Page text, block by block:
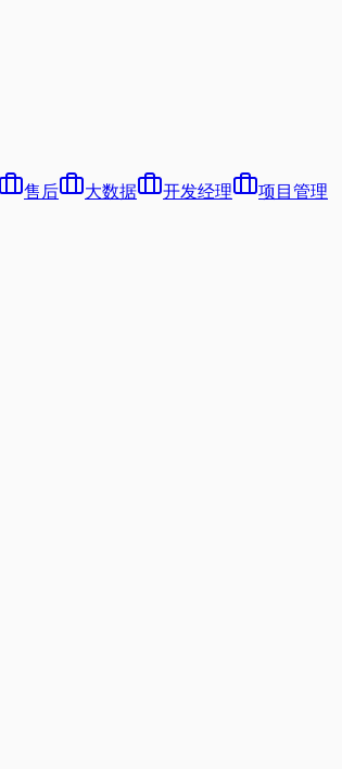
售后 大数据 开发经理
项目管理